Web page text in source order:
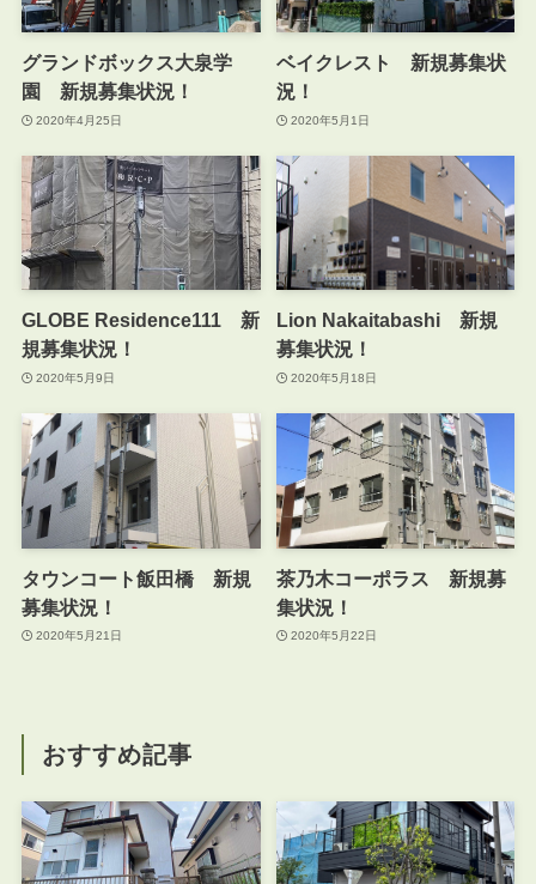
グランドボックス大泉学
園 新規募集状況！
2020年4月25日
ベイクレスト 新規募集状
況！
2020年5月1日
GLOBE Residence111 新
規募集状況！
2020年5月9日
Lion Nakaitabashi 新規
募集状況！
2020年5月18日
タウンコート飯田橋 新規
募集状況！
2020年5月21日
茶乃木コーポラス 新規募
集状況！
2020年5月22日
おすすめ記事